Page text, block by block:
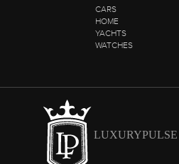
CARS
HOME
YACHTS
WATCHES
LUXURYPULSE